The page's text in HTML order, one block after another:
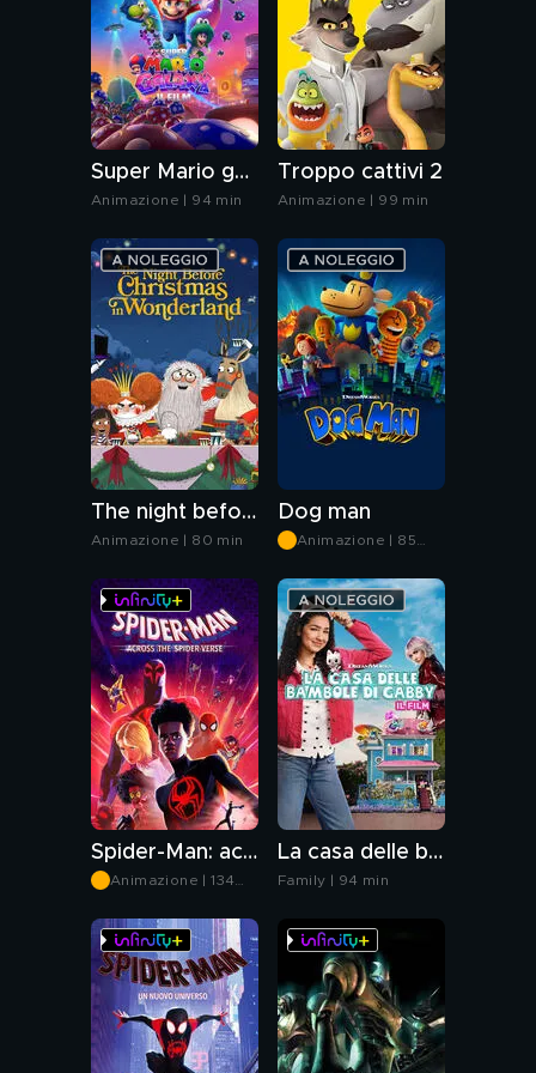
Super Mario galaxy: il film
Animazione | 94 min
Troppo cattivi 2
Animazione | 99 min
The night before Christmas in Wonderland
Animazione | 80 min
Dog man
Animazione | 85
Spider-Man: across the Spider-verse
Animazione | 134
La casa delle bambole di Gabby - Il film
Family | 94 min